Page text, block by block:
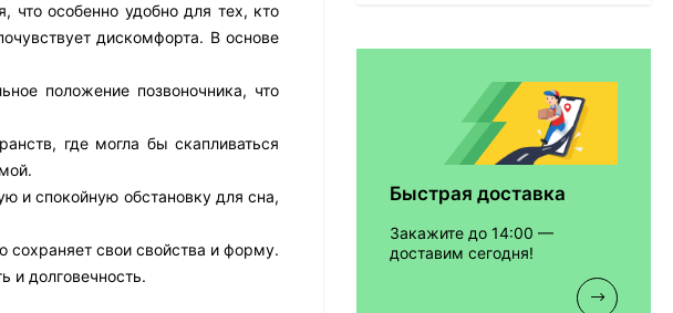
что особенно удобно для тех, кто
дискомфорта. В основе
положение позвоночника, что
где могла бы скапливаться
и спокойную обстановку для сна,
свои свойства и форму.
и долговечность.
Быстрая доставка
Закажите до 14:00 —
доставим сегодня!
12 468₽
9 351
Матрас Vitaflex Foam
7 692₽